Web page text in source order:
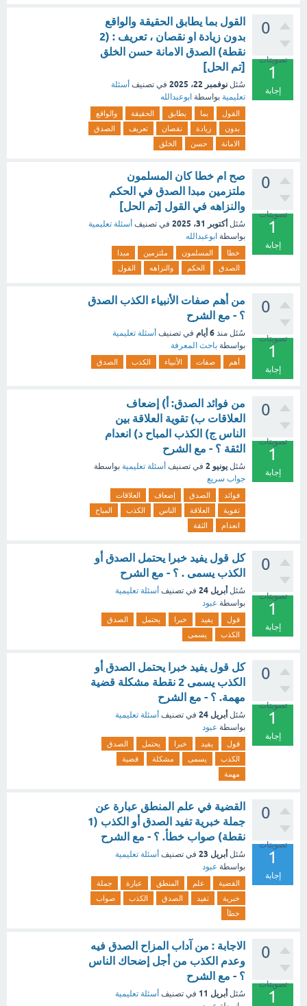
0
تصويتات
1
إجابة
القول بما يطابق الحقيقة والواقع
بدون زيادة او نقصان ، تعريف : (2
نقطة) الصدق الامانة حسن الخلق
[تم الحل]
سُئل نوفمبر 22، 2025 في تصنيف أسئلة
تعليمية بواسطة ابوعبدالله
القول بما يطابق الحقيقة
والواقع
بدون
زيادة نقصان تعريف
الصدق
الامانة
حسن الخلق
0
تصويتات
1
إجابة
صح ام خطا كان المسلمون
ملتزمين مبدا الصدق في الحكم
والنزاهه في القول [تم الحل]
سُئل أكتوبر 31، 2025 في تصنيف أسئلة تعليمية
بواسطة ابوعبدالله
خطا المسلمون ملتزمين
مبدا
الصدق
الحكم والنزاهه القول
0
تصويتات
1
إجابة
من أهم صفات الأنبياء الكذب الصدق
؟ - مع الشرح
سُئل منذ 6 أيام في تصنيف أسئلة تعليمية
بواسطة باحث المعرفة
أهم صفات الأنبياء الكذب الصدق
0
تصويتات
1
إجابة
من فوائد الصدق: أ) إضعاف
العلاقات ب) تقوية العلاقة بين
الناس ج) الكذب المباح د) انعدام
الثقة ؟ - مع الشرح
سُئل يونيو 2 في تصنيف أسئلة تعليمية بواسطة
جواب سريع
فوائد الصدق إضعاف
العلاقات
تقوية
العلاقة الناس الكذب
المباح
انعدام
الثقة
0
تصويتات
1
إجابة
كل قول يفيد خبرا يحتمل الصدق أو
الكذب يسمى . ؟ - مع الشرح
سُئل أبريل 24 في تصنيف أسئلة تعليمية
بواسطة عبود
قول يفيد خبرا يحتمل
الصدق
الكذب
يسمى
0
تصويتات
1
إجابة
كل قول يفيد خبرا يحتمل الصدق أو
الكذب يسمى 2 نقطة مشكلة قضية
مهمة. ؟ - مع الشرح
سُئل أبريل 24 في تصنيف أسئلة تعليمية
بواسطة عبود
قول يفيد خبرا يحتمل
الصدق
الكذب
يسمى مشكلة
قضية
مهمة
0
تصويتات
1
إجابة
القضية في علم المنطق عبارة عن
جملة خبرية تفيد الصدق أو الكذب (1
نقطة) صواب خطأ. ؟ - مع الشرح
سُئل أبريل 23 في تصنيف أسئلة تعليمية
بواسطة عبود
القضية علم المنطق عبارة
جملة
خبرية
تفيد الصدق الكذب
صواب
خطأ
0
تصويتات
1
الاجابة : من آداب المزاح الصدق فيه
وعدم الكذب من أجل إضحاك الناس
؟ - مع الشرح
سُئل أبريل 11 في تصنيف أسئلة تعليمية